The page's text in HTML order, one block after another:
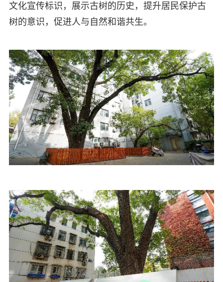
文化宣传标识，展示古树的历史，提升居民保护古
树的意识，促进人与自然和谐共生。